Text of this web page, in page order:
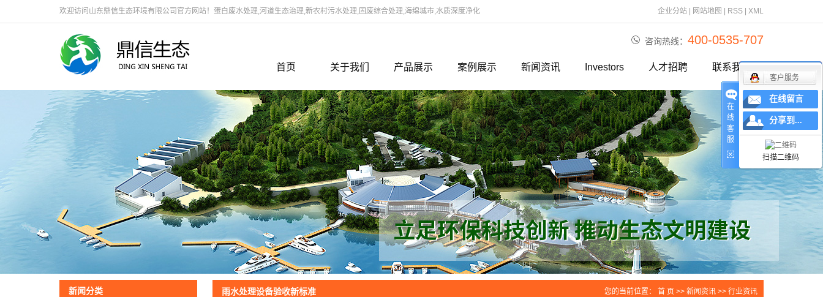
欢迎访问山东鼎信生态环境有限公司官方网站！蛋白废水处理,河道生态治理,新农村污水处理,固废综合处理,海绵城市,水质深度净化 企业分站 网站地图 RSS XML
咨询热线： 400-0535-707
首页 关于我们
公司简介
领导致辞
组织架构
研发团队
企业文化
联系我们
资质档案
产品展示
河道生态治理修复项目
蛋白废水资源化利用
新农村建设之污水处理技术
水质改善及黑臭治理药剂
垃圾固废综合处理技术
切削液处理装置
水质深度净化处理
海绵城市雨水资源化利用
案例展示
案例展示
新闻资讯
新闻报道
行业资讯
企业视频
Investors 人才招聘 联系我们
新闻分类 雨水处理设备验收新标准 您的当前位置： 首 页 >> 新闻资讯 >> 行业资讯
在
线
客
服
客户服务
在线留言
分享到...
扫描二维码